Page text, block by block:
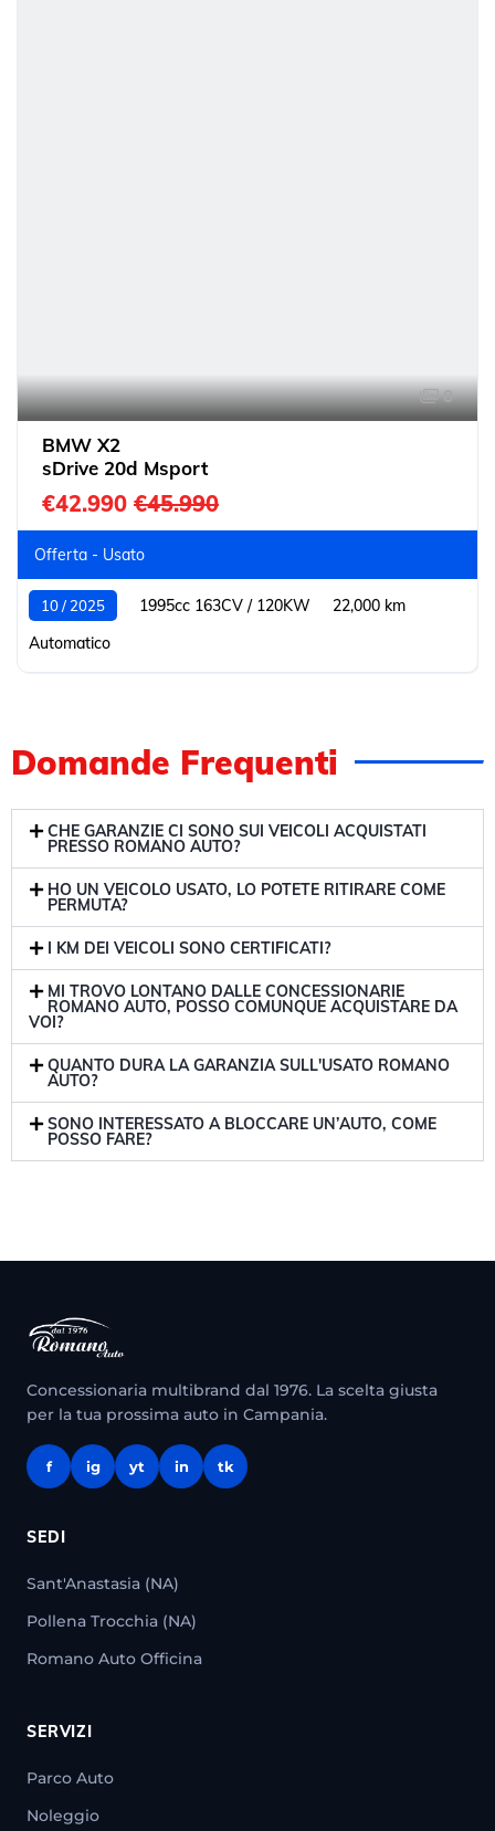
8
BMW X2
sDrive 20d Msport
€42.990 €45.990
Offerta - Usato
10 / 2025 1995cc 163CV / 120KW
22,000 km
Automatico
Domande Frequenti
CHE GARANZIE CI SONO SUI VEICOLI ACQUISTATI
PRESSO ROMANO AUTO?
HO UN VEICOLO USATO, LO POTETE RITIRARE COME
PERMUTA?
I KM DEI VEICOLI SONO CERTIFICATI?
MI TROVO LONTANO DALLE CONCESSIONARIE
ROMANO AUTO, POSSO COMUNQUE ACQUISTARE DA
VOI?
QUANTO DURA LA GARANZIA SULL'USATO ROMANO
AUTO?
SONO INTERESSATO A BLOCCARE UN’AUTO, COME
POSSO FARE?
Concessionaria multibrand dal 1976. La scelta giusta
per la tua prossima auto in Campania.
f ig yt in tk
SEDI
Sant'Anastasia (NA)
Pollena Trocchia (NA)
Romano Auto Officina
SERVIZI
Parco Auto
Noleggio